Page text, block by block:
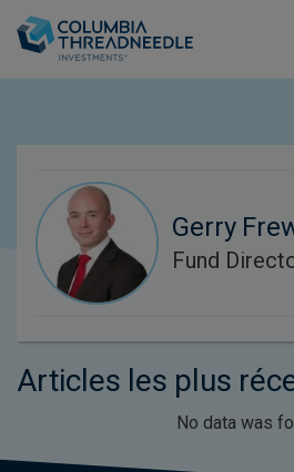
Gerry
Fund
Articles les plus
No data was